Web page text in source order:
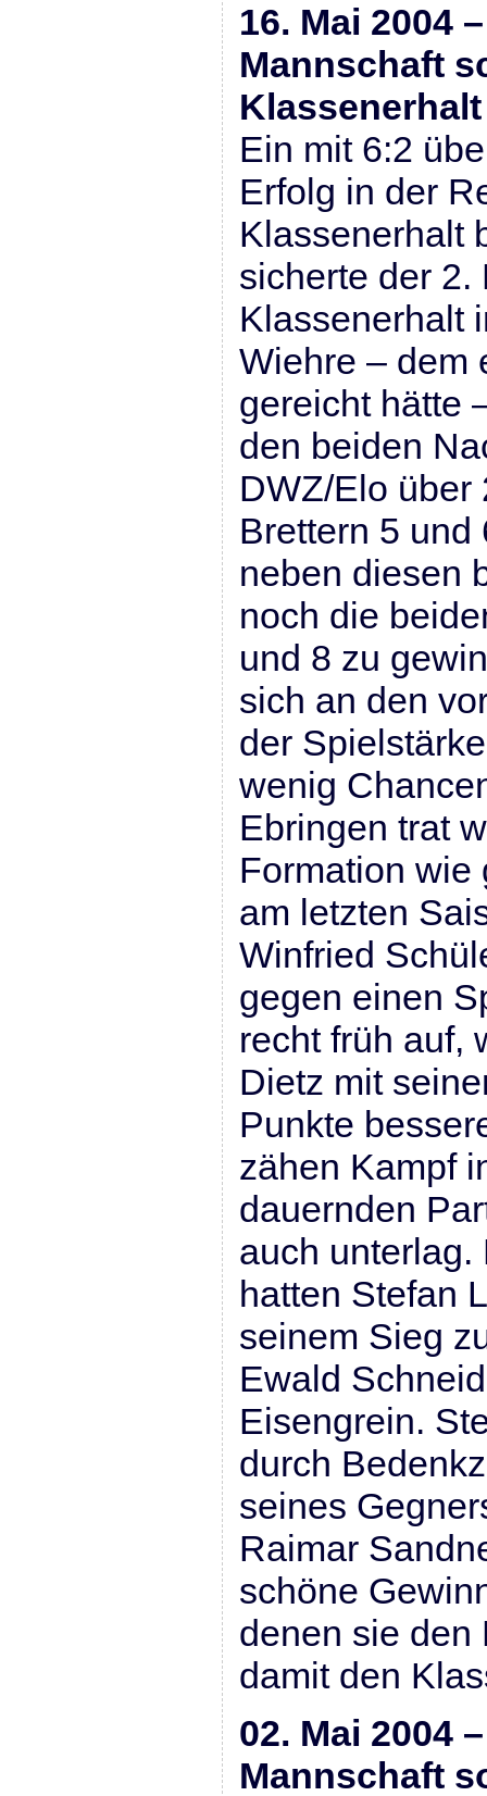
16. Mai 2004
Mannschaft
Ein mit 6:2
Erfolg in der
Klassenerhalt
sicherte der 2.
Klassenerhalt
Wiehre – dem
gereicht hätte
den beiden
DWZ/Elo über
Brettern 5 und
neben diesen
noch die
und 8 zu
sich an den
der
wenig
Ebringen trat
Formation wie
am letzten
Winfried
gegen einen
recht früh auf,
Dietz mit
Punkte
zähen Kampf
dauernden
auch
hatten Stefan
seinem Sieg
Ewald
Eisengrein.
durch
seines
Raimar
schöne
denen sie den
damit den
02. Mai 2004
Mannschaft